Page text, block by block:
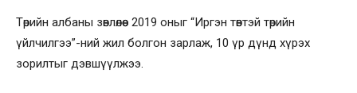
Төрийн албаны зөвлөлөөс 2019 оныг “Иргэн төвтэй төрийн
үйлчилгээ”-ний жил болгон зарлаж, 10 үр дүнд хүрэх
зорилтыг дэвшүүлжээ.